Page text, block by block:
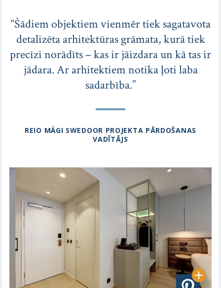
“Šādiem objektiem vienmēr tiek sagatavota
detalizēta arhitektūras grāmata, kurā tiek
precīzi norādīts – kas ir jāizdara un kā tas ir
jādara. Ar arhitektiem notika ļoti laba
sadarbība.”
REIO MÄGI SWEDOOR PROJEKTA PĀRDOŠANAS
VADĪTĀJS